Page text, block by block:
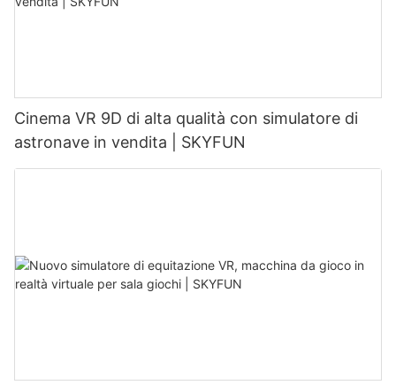
Cinema VR 9D di alta qualità con simulatore di
astronave in vendita | SKYFUN